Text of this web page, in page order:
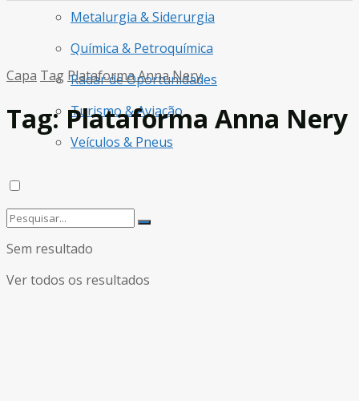
Metalurgia & Siderurgia
Química & Petroquímica
Radar de Oportunidades
Turismo & Aviação
Veículos & Pneus
Sem resultado
Ver todos os resultados
Capa Tag Plataforma Anna Nery
Tag:Plataforma Anna Nery